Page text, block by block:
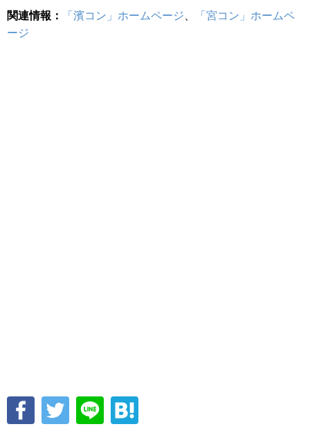
関連情報： 「濱コン」ホームページ、
「宮コン」ホームペ
ージ